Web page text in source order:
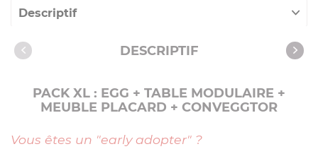
Descriptif
Caractéristiques DESCRIPTIF
PACK XL : EGG + TABLE MODULAIRE +
MEUBLE PLACARD + CONVEGGTOR
Vous êtes un "early adopter" ?